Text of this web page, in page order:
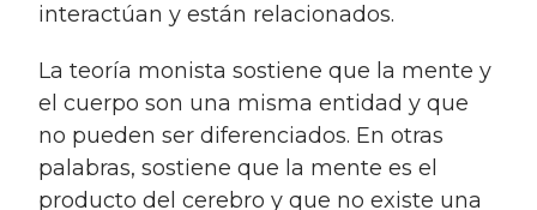
interactúan y están relacionados.
La teoría monista sostiene que la mente y
el cuerpo son una misma entidad y que
no pueden ser diferenciados. En otras
palabras, sostiene que la mente es el
producto del cerebro y que no existe una